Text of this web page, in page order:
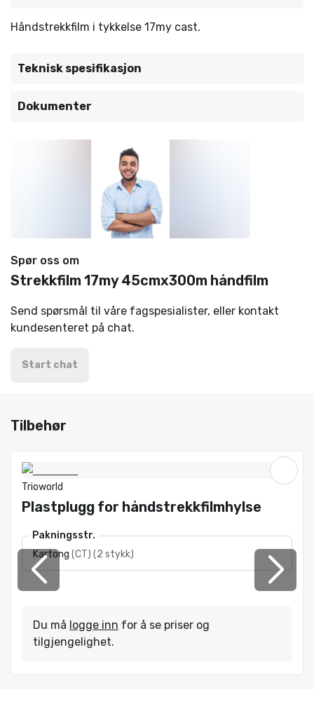
Håndstrekkfilm i tykkelse 17my cast.
Teknisk spesifikasjon
Dokumenter
Spør oss om
Strekkfilm 17my 45cmx300m håndfilm
Send spørsmål til våre fagspesialister, eller kontakt
kundesenteret på chat.
Start chat
Tilbehør
Trioworld
Plastplugg for håndstrekkfilmhylse
Pakningsstr.
Kartong (CT) (2 stykk)
Du må logge inn for å se priser og
tilgjengelighet.